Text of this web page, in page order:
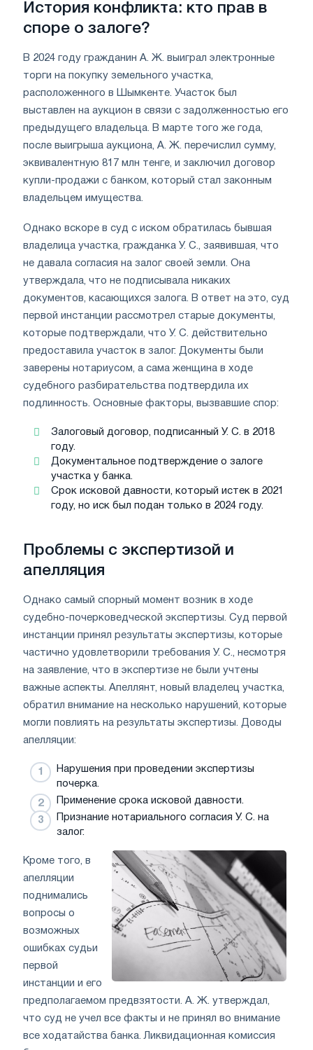
История конфликта: кто прав в
споре о залоге?
В 2024 году гражданин А. Ж. выиграл электронные
торги на покупку земельного участка,
расположенного в Шымкенте. Участок был
выставлен на аукцион в связи с задолженностью его
предыдущего владельца. В марте того же года,
после выигрыша аукциона, А. Ж. перечислил сумму,
эквивалентную 817 млн тенге, и заключил договор
купли-продажи с банком, который стал законным
владельцем имущества.
Однако вскоре в суд с иском обратилась бывшая
владелица участка, гражданка У. С., заявившая, что
не давала согласия на залог своей земли. Она
утверждала, что не подписывала никаких
документов, касающихся залога. В ответ на это, суд
первой инстанции рассмотрел старые документы,
которые подтверждали, что У. С. действительно
предоставила участок в залог. Документы были
заверены нотариусом, а сама женщина в ходе
судебного разбирательства подтвердила их
подлинность. Основные факторы, вызвавшие спор:
Залоговый договор, подписанный У. С. в 2018
году.
Документальное подтверждение о залоге
участка у банка.
Срок исковой давности, который истек в 2021
году, но иск был подан только в 2024 году.
Проблемы с экспертизой и
апелляция
Однако самый спорный момент возник в ходе
судебно-почерковедческой экспертизы. Суд первой
инстанции принял результаты экспертизы, которые
частично удовлетворили требования У. С., несмотря
на заявление, что в экспертизе не были учтены
важные аспекты. Апеллянт, новый владелец участка,
обратил внимание на несколько нарушений, которые
могли повлиять на результаты экспертизы. Доводы
апелляции:
Нарушения при проведении экспертизы
почерка.
Применение срока исковой давности.
Признание нотариального согласия У. С. на
залог.
Кроме того, в
апелляции
поднимались
вопросы о
возможных
ошибках судьи
первой
инстанции и его
предполагаемом предвзятости. А. Ж. утверждал,
что суд не учел все факты и не принял во внимание
все ходатайства банка. Ликвидационная комиссия